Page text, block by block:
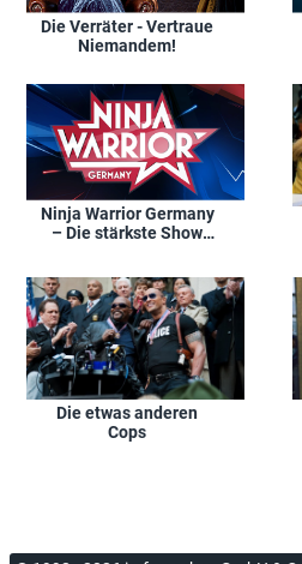
Die Verräter - Vertraue
Niemandem!
Ninja Warrior Germany
– Die stärkste Show
Die etwas anderen
Cops